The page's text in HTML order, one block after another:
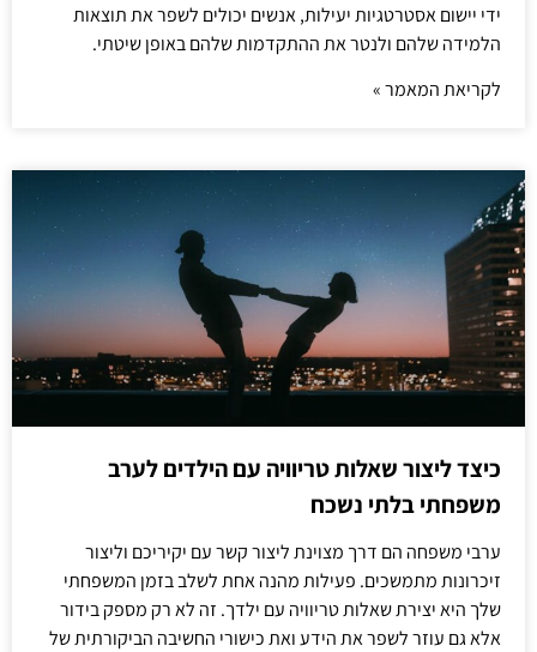
ידי יישום אסטרטגיות יעילות, אנשים יכולים לשפר את תוצאות
הלמידה שלהם ולנטר את ההתקדמות שלהם באופן שיטתי.
לקריאת המאמר »
כיצד ליצור שאלות טריוויה עם הילדים לערב
משפחתי בלתי נשכח
ערבי משפחה הם דרך מצוינת ליצור קשר עם יקיריכם וליצור
זיכרונות מתמשכים. פעילות מהנה אחת לשלב בזמן המשפחתי
שלך היא יצירת שאלות טריוויה עם ילדך. זה לא רק מספק בידור
אלא גם עוזר לשפר את הידע ואת כישורי החשיבה הביקורתית של